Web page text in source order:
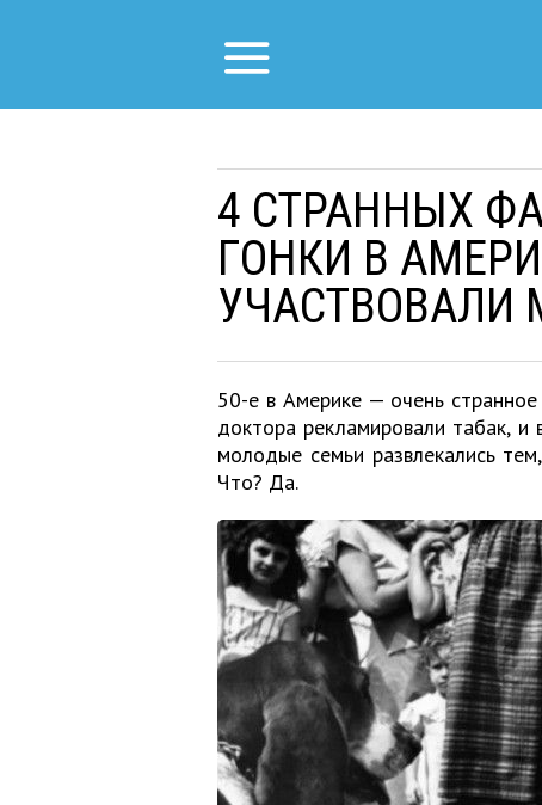
4 СТРАННЫХ
ГОНКИ В
50-е в Америке — очень
доктора рекламировали табак,
молодые семьи развлекались
Что? Да.